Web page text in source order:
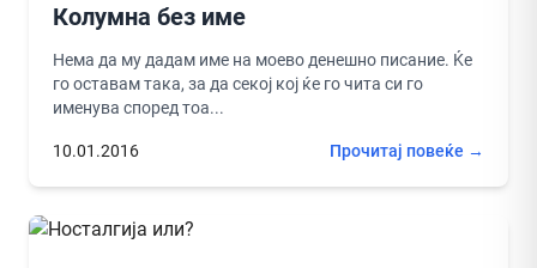
Колумна без име
Нема да му дадам име на моево денешно писание. Ќе
го оставам така, за да секој кој ќе го чита си го
именува според тоа...
10.01.2016 Прочитај повеќе →